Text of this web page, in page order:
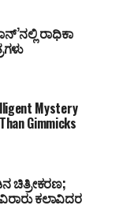
ರಾಧಿಕಾ
Mystery
Gimmicks
ಚಿತ್ರೀಕರಣ;
ಕಲಾವಿದರ